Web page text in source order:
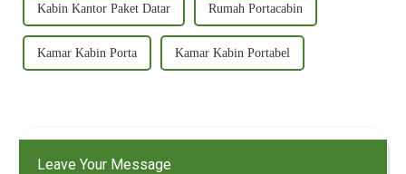
Kabin Kantor Paket Datar Rumah Portacabin
Kamar Kabin Porta Kamar Kabin Portabel
Leave Your Message